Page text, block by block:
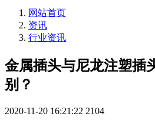
网站首页
资讯
行业资讯
金属插头与尼龙注塑插
别？
2020-11-20 16:21:22 2104